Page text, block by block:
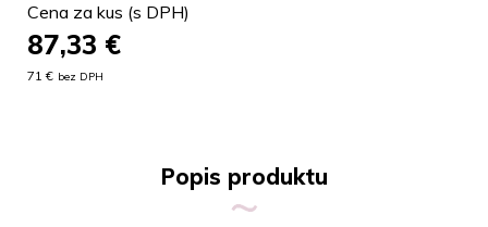
Cena za kus (s DPH)
87,33 €
71 € bez DPH
Popis produktu